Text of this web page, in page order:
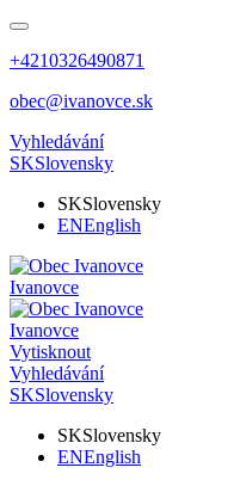
+4210326490871
obec@ivanovce.sk
Vyhledávání
SKSlovensky
SKSlovensky
ENEnglish
Ivanovce
Ivanovce
Vytisknout
Vyhledávání
SKSlovensky
SKSlovensky
ENEnglish